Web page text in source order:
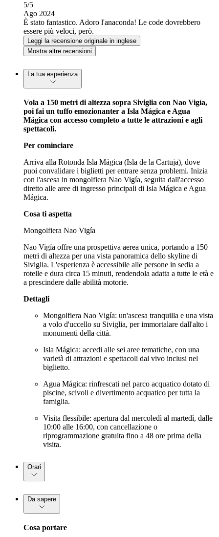
5/5
Ago 2024
È stato fantastico. Adoro l'anaconda! Le code dovrebbero
essere più veloci, però.
Leggi la recensione originale in inglese
Mostra altre recensioni
La tua esperienza
Vola a 150 metri di altezza sopra Siviglia con Nao Vigía,
poi fai un tuffo emozionanter a Isla Mágica e Agua
Mágica con accesso completo a tutte le attrazioni e agli
spettacoli.
Per cominciare
Arriva alla Rotonda Isla Mágica (Isla de la Cartuja), dove
puoi convalidare i biglietti per entrare senza problemi. Inizia
con l'ascesa in mongolfiera Nao Vigía, seguita dall'accesso
diretto alle aree di ingresso principali di Isla Mágica e Agua
Mágica.
Cosa ti aspetta
Mongolfiera Nao Vigía
Nao Vigía offre una prospettiva aerea unica, portando a 150
metri di altezza per una vista panoramica dello skyline di
Siviglia. L'esperienza è accessibile alle persone in sedia a
rotelle e dura circa 15 minuti, rendendola adatta a tutte le età e
a prescindere dalle abilità motorie.
Dettagli
Mongolfiera Nao Vigía: un'ascesa tranquilla e una vista
a volo d'uccello su Siviglia, per immortalare dall'alto i
monumenti della città.
Isla Mágica: accedi alle sei aree tematiche, con una
varietà di attrazioni e spettacoli dal vivo inclusi nel
biglietto.
Agua Mágica: rinfrescati nel parco acquatico dotato di
piscine, scivoli e divertimento acquatico per tutta la
famiglia.
Visita flessibile: apertura dal mercoledì al martedì, dalle
10:00 alle 16:00, con cancellazione o
riprogrammazione gratuita fino a 48 ore prima della
visita.
Orari
Da sapere
Cosa portare